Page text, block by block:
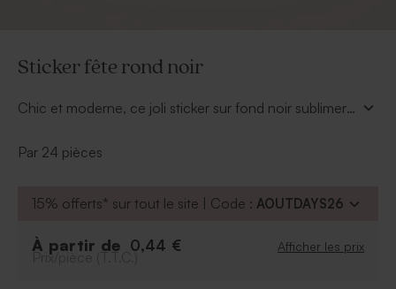
Sticker fête rond noir
Chic et moderne, ce joli sticker sur fond noir sublimera
ferez sensation et votre fête n'en sera que plus
Par 24 pièces
15% offerts* sur tout le site | Code : AOUTDAYS26
À partir de 0,44 € Afficher les prix
Prix/pièce (T.T.C.)